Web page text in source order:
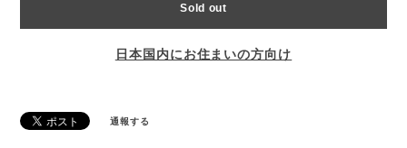
Sold out
日本国内にお住まいの方向け
通報する